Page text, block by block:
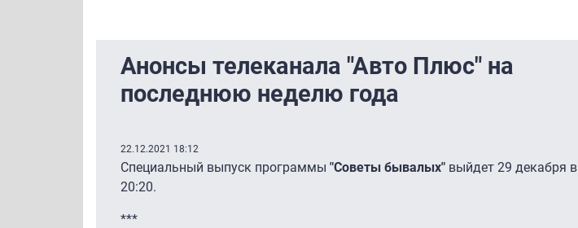
Анонсы телеканала "Авто Плюс" на
последнюю неделю года
22.12.2021 18:12
Специальный выпуск программы "Советы бывалых" выйдет 29 декабря в
20:20.
***